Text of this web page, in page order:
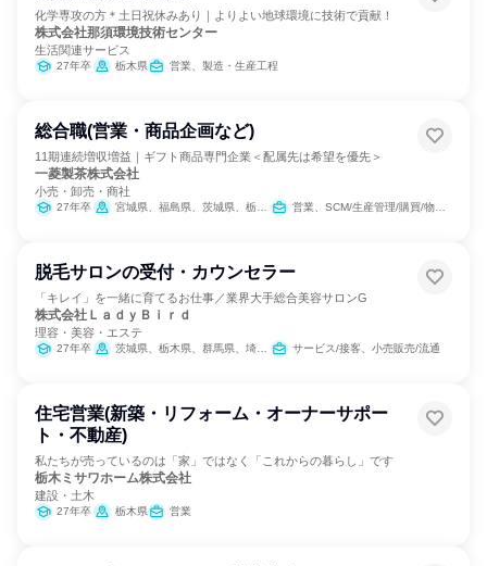
化学専攻の方＊土日祝休みあり｜よりよい地球環境に技術で貢献！
株式会社那須環境技術センター
生活関連サービス
27年卒 栃木県 営業、製造・生産工程
総合職(営業・商品企画など)
11期連続増収増益｜ギフト商品専門企業＜配属先は希望を優先＞
一菱製茶株式会社
小売・卸売・商社
27年卒 宮城県、福島県、茨城県、栃木県、群馬県、埼玉県、千葉県、東京都、神奈川県、長野県 営業、SCM/生産管理/購買/物流、商品企画
脱毛サロンの受付・カウンセラー
「キレイ」を一緒に育てるお仕事／業界大手総合美容サロンG
株式会社ＬａｄｙＢｉｒｄ
理容・美容・エステ
27年卒 茨城県、栃木県、群馬県、埼玉県 サービス/接客、小売販売/流通
住宅営業(新築・リフォーム・オーナーサポー
ト・不動産)
私たちが売っているのは「家」ではなく「これからの暮らし」です
栃木ミサワホーム株式会社
建設・土木
27年卒 栃木県 営業